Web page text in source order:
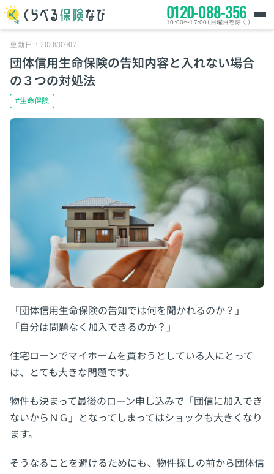
0120-088-356
10:00～17:00（日曜日を除く）
更新日：2026/07/07
団体信用生命保険の告知内容と入れない場合
の３つの対処法
#生命保険
「団体信用生命保険の告知では何を聞かれるのか？」
「自分は問題なく加入できるのか？」
住宅ローンでマイホームを買おうとしている人にとって
は、とても大きな問題です。
物件も決まって最後のローン申し込みで「団信に加入でき
ないからＮＧ」となってしまってはショックも大きくなり
ます。
そうなることを避けるためにも、物件探しの前から団体信